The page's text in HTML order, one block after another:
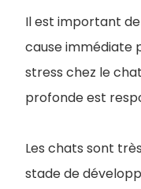
Il est important
cause immédiate
stress chez le
profonde est
Les chats sont
stade de